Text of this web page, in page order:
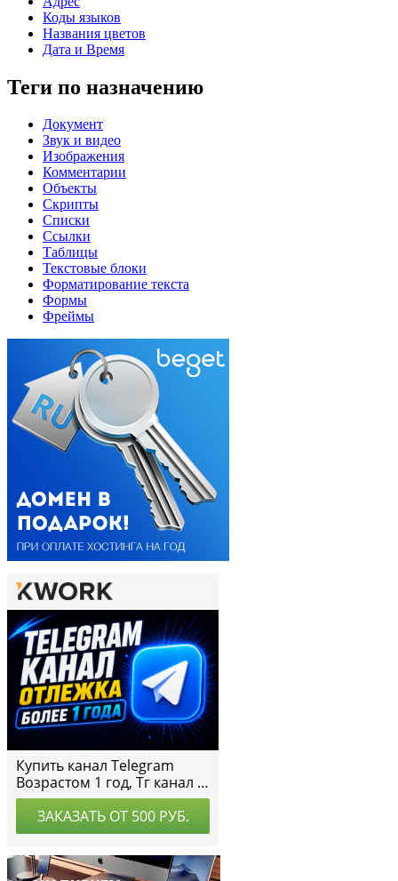
Коды языков
Названия цветов
Дата и Время
Теги по назначению
Документ
Звук и видео
Изображения
Комментарии
Объекты
Скрипты
Списки
Ссылки
Таблицы
Текстовые блоки
Форматирование текста
Формы
Фреймы